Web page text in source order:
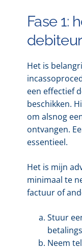
Fase 1:
Het is
een effectief
beschikken.
om alsnog
ontvangen.
essentieel.
Het is mijn
minimaal te
factuur of
Stuur
Neem